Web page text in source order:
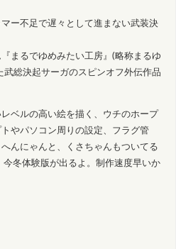
ー不足で遅々として進まない武装決
まるでゆめみたい工房』(略称まるゆ
総決起サーガのスピンオフ外伝作品
ベルの高い絵を描く、ウチのホープ
やパソコン周りの設定、フラグ管
んにゃんと、くさちゃんもついてる
冬体験版が出るよ。制作速度早いか